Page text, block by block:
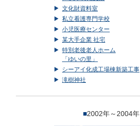
文化財資料室
私立看護専門学校
小児医療センター
某大手企業 社宅
特別老後老人ホーム
「ゆいの里」
シーアイ化成工場棟新築工事
滝樹神社
■2002年～2004年